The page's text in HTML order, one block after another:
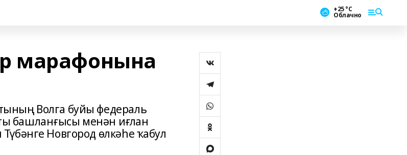
+25 °С
Облачно
марафонына
Волга буйы федераль
башланғысы менән иғлан
Новгород өлкәһе ҡабул